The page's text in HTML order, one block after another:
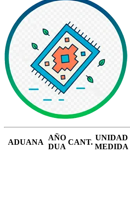
ADUANA
AÑO
DUA
CANT.
UNIDAD
MEDIDA